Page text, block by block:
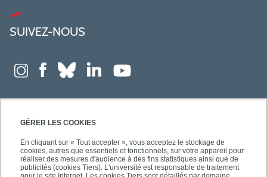
GÉRER LES COOKIES
En cliquant sur « Tout accepter », vous acceptez le stockage de
cookies, autres que essentiels et fonctionnels, sur votre appareil pour
réaliser des mesures d'audience à des fins statistiques ainsi que de
publicités (cookies Tiers). L'université est responsable de traitement
SUIVEZ-NOUS